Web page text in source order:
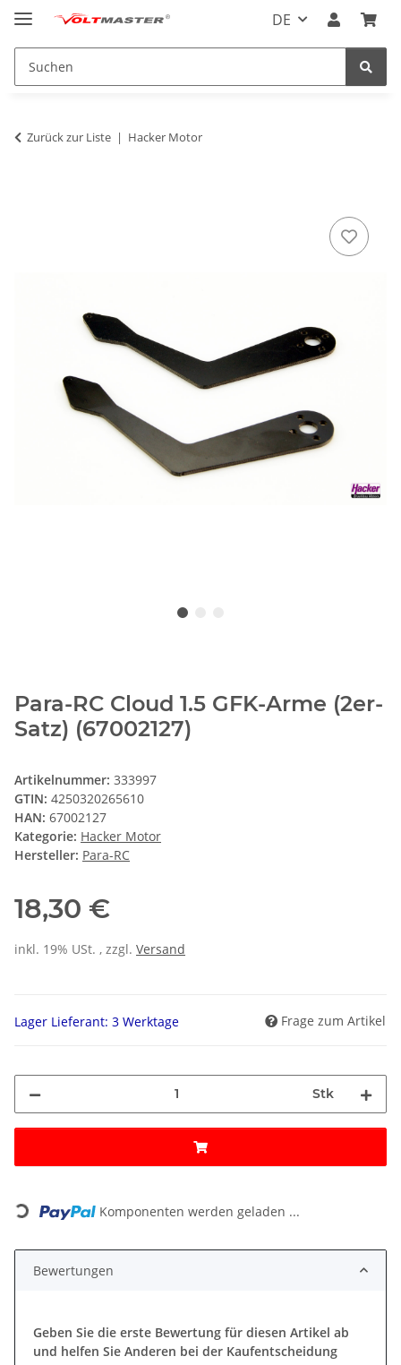
DE
Zurück zur Liste Hacker Motor
Para-RC Cloud 1.5 GFK-Arme (2er-
Satz) (67002127)
Artikelnummer: 333997
GTIN: 4250320265610
HAN: 67002127
Kategorie: Hacker Motor
Hersteller: Para-RC
18,30 €
inkl. 19% USt. , zzgl. Versand
Lager Lieferant: 3 Werktage Frage zum Artikel
Stk
Loading... Komponenten werden geladen ...
Bewertungen
Geben Sie die erste Bewertung für diesen Artikel ab
und helfen Sie Anderen bei der Kaufentscheidung